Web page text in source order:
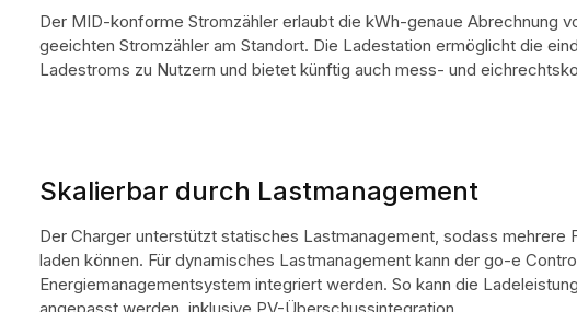
Der MID-konforme Stromzähler erlaubt die kWh-genaue Abrechnung
geeichten Stromzähler am Standort. Die Ladestation ermöglicht die
Ladestroms zu Nutzern und bietet künftig auch mess- und
Skalierbar durch Lastmanagement
Der Charger unterstützt statisches Lastmanagement, sodass mehrere
laden können. Für dynamisches Lastmanagement kann der go-e
Energiemanagementsystem integriert werden. So kann die